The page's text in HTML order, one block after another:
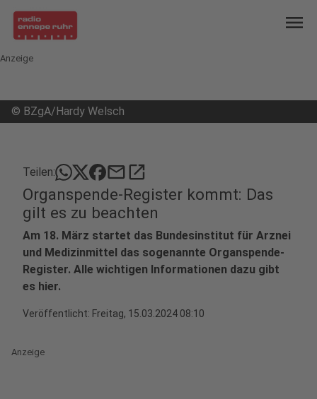
menu
Anzeige
© BZgA/Hardy Welsch
Teilen: mailopen_in_new
Organspende-Register kommt: Das
gilt es zu beachten
Am 18. März startet das Bundesinstitut für Arznei
und Medizinmittel das sogenannte Organspende-
Register. Alle wichtigen Informationen dazu gibt
es hier.
Veröffentlicht: Freitag, 15.03.2024 08:10
Anzeige